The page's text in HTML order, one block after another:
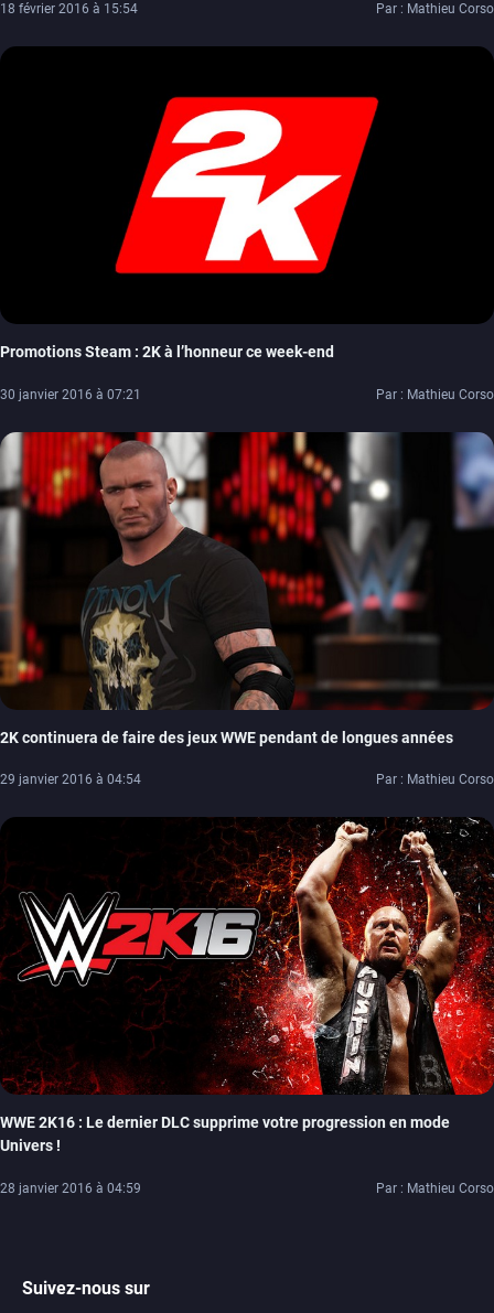
18 février 2016 à 15:54 Par : Mathieu Corso
Promotions Steam : 2K à l’honneur ce week-end
30 janvier 2016 à 07:21 Par : Mathieu Corso
2K continuera de faire des jeux WWE pendant de longues années
29 janvier 2016 à 04:54 Par : Mathieu Corso
WWE 2K16 : Le dernier DLC supprime votre progression en mode
Univers !
28 janvier 2016 à 04:59 Par : Mathieu Corso
Suivez-nous sur